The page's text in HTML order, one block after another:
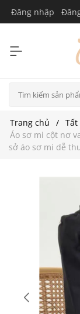
Đăng nhập
Trang chủ
Tất
Áo sơ mi cột nơ
sở áo sơ mi dễ